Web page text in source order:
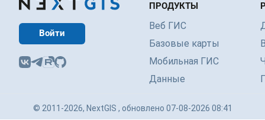
Войти
ПРОДУКТЫ
Веб ГИС
Базовые карты
Мобильная ГИС
Данные
© 2011-2026, NextGIS , обновлено 07-08-2026 08:41